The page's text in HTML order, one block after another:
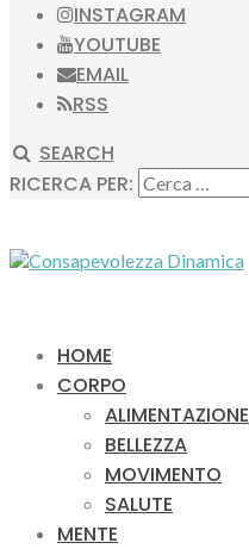
INSTAGRAM
YOUTUBE
EMAIL
RSS
SEARCH
RICERCA PER:
HOME
CORPO
ALIMENTAZIONE
BELLEZZA
MOVIMENTO
SALUTE
MENTE